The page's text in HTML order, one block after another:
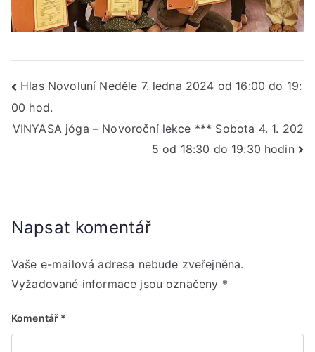
Navigace
pro
Hlas Novoluní Neděle 7. ledna 2024 od 16:00 do 19:
00 hod.
VINYASA jóga – Novoroční lekce *** Sobota 4. 1. 202
5 od 18:30 do 19:30 hodin
Napsat komentář
Vaše e-mailová adresa nebude zveřejněna.
Vyžadované informace jsou označeny *
Komentář *